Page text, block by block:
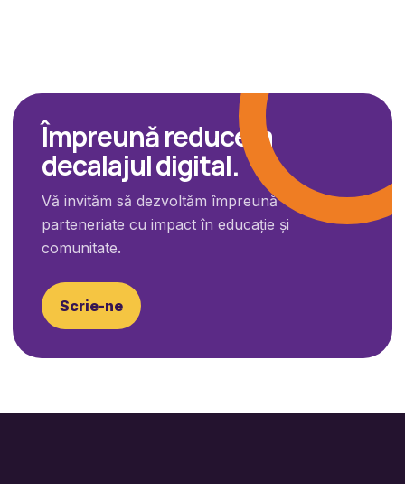
Împreună reducem
decalajul digital.
Vă invităm să dezvoltăm împreună
parteneriate cu impact în educație și
comunitate.
Scrie-ne